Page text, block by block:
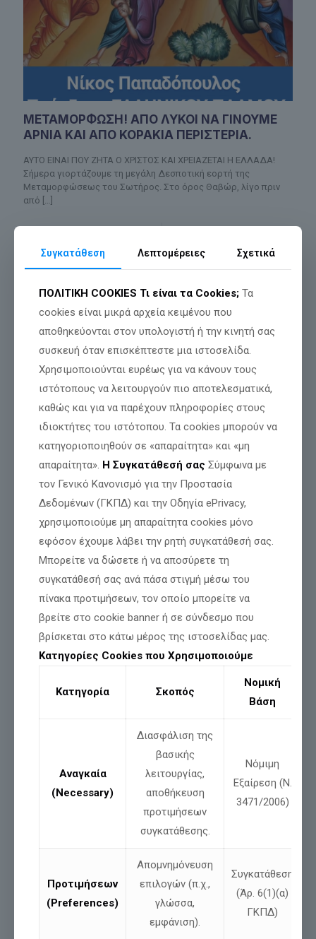
ΜΕΤΑΜΟΡΦΩΣΗ! ΑΠΟ ΛΥΚΟΙ ΝΑ ΓΙΝΟΥΜΕ
ΑΡΝΙΑ ΚΑΙ ΑΠΟ ΚΟΡΑΚΙΑ ΠΕΡΙΣΤΕΡΙΑ.
ΑΥΤΟ ΕΙΝΑΙ ΠΟΥ ΖΗΤΑ Ο ΧΡΙΣΤΟΣ ΚΑΙ ΧΡΕΙΑΖΕΤΑΙ Η ΕΛΛΑΔΑ!
Σήμερα γιορτάζουμε τη μεγάλη Δεσποτική εορτή της
Μεταμορφώσεως του Σωτήρος. Στο όρος Θαβώρ, λίγο πριν
από […]
ΜΕΧΡΙ ΚΑΙ ΣΤΟΝ ΠΡΟΕΔΡΟ ΤΗΣ ΒΟΥΛΗΣ
ΕΦΤΑΣΕ Ο ΑΓΩΝΑΣ ΜΑΣ ΓΙΑ ΤΟΝ ΓΙΑΝΝΗ-
ΒΑΣΙΛΗ ΓΙΑΪΛΑΛΙ.
Ο Ελληνικός Παλμός στέκεται στο πλευρό κάθε Έλληνα που
έχει ανάγκη δικαιοσύνης, προστασίας και ίσης αντιμετώπισης
Διαβάστε περισσότερα
Συγκατάθεση Λεπτομέρειες Σχετικά
ΠΟΛΙΤΙΚΗ COOKIES Τι είναι τα Cookies; Τα
cookies είναι μικρά αρχεία κειμένου που
αποθηκεύονται στον υπολογιστή ή την κινητή σας
συσκευή όταν επισκέπτεστε μια ιστοσελίδα.
Χρησιμοποιούνται ευρέως για να κάνουν τους
ιστότοπους να λειτουργούν πιο αποτελεσματικά,
καθώς και για να παρέχουν πληροφορίες στους
ιδιοκτήτες του ιστότοπου. Τα cookies μπορούν να
κατηγοριοποιηθούν σε «απαραίτητα» και «μη
απαραίτητα». Η Συγκατάθεσή σας Σύμφωνα με
τον Γενικό Κανονισμό για την Προστασία
Δεδομένων (ΓΚΠΔ) και την Οδηγία ePrivacy,
χρησιμοποιούμε μη απαραίτητα cookies μόνο
εφόσον έχουμε λάβει την ρητή συγκατάθεσή σας.
Μπορείτε να δώσετε ή να αποσύρετε τη
συγκατάθεσή σας ανά πάσα στιγμή μέσω του
πίνακα προτιμήσεων, τον οποίο μπορείτε να
βρείτε στο cookie banner ή σε σύνδεσμο που
βρίσκεται στο κάτω μέρος της ιστοσελίδας μας.
Κατηγορίες Cookies που Χρησιμοποιούμε
Κατηγορία Σκοπός
Νομική
Βάση
Αναγκαία
(Necessary)
Διασφάλιση της
βασικής
λειτουργίας,
αποθήκευση
προτιμήσεων
συγκατάθεσης.
Νόμιμη
Εξαίρεση (Ν.
3471/2006)
Προτιμήσεων
(Preferences)
Απομνημόνευση
επιλογών (π.χ.,
γλώσσα,
εμφάνιση).
Συγκατάθεση
(Άρ. 6(1)(α)
ΓΚΠΔ)